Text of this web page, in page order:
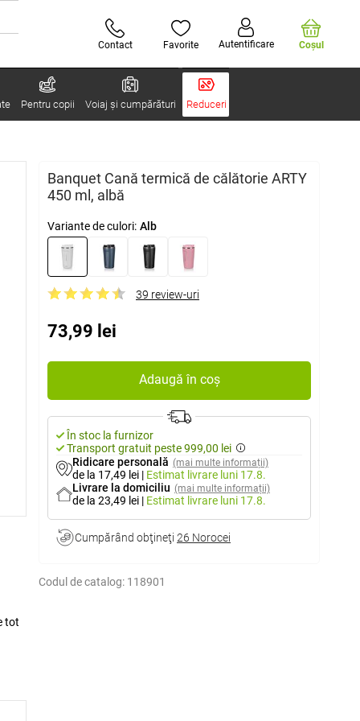
Contact Favorite Autentificare Coşul
Pentru copii Voiaj și cumpărături Reduceri
Banquet Cană termică de călătorie ARTY
450 ml, albă
Variante de culori: Alb
39 review-uri
73,99 lei
Adaugă în coș
În stoc la furnizor
Transport gratuit peste 999,00 lei
Ridicare personală (mai multe informații)
de la 17,49 lei | Estimat livrare luni 17.8.
Livrare la domiciliu (mai multe informații)
de la 23,49 lei | Estimat livrare luni 17.8.
Cumpărând obţineţi 26 Norocei
Codul de catalog: 118901
tot